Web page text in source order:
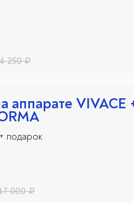
250 ₽
аппарате VIVACE
подарок
000 ₽